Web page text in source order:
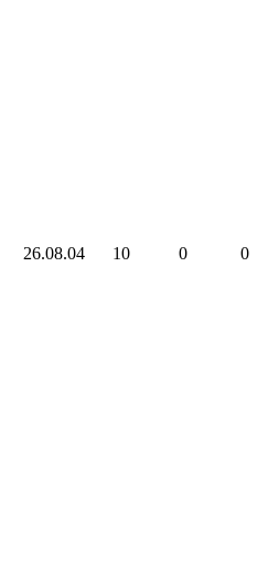
26.08.04 10 0 0